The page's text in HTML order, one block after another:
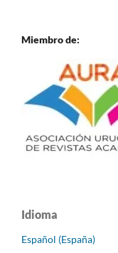
Miembro de:
Idioma
Español (España)